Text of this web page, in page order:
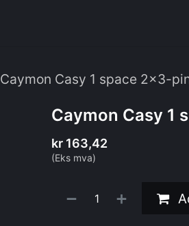
Caymon Casy 1 space 2x3-
Caymon Casy 1
kr 163,42
(Eks mva)